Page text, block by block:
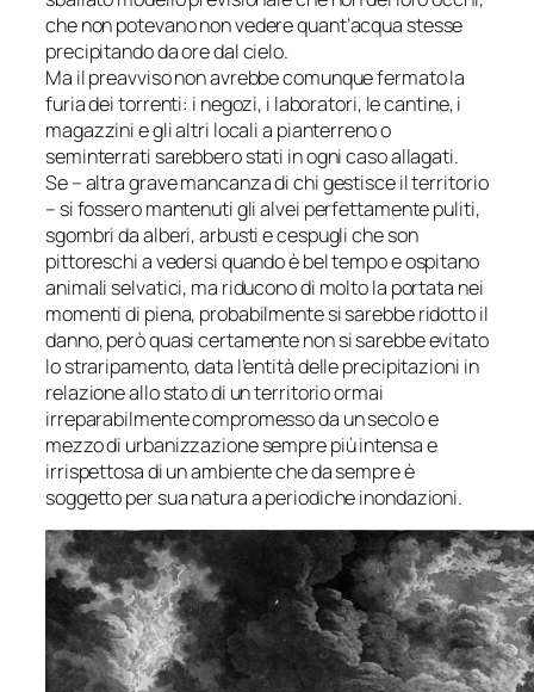
che non potevano non vedere quant’acqua stesse
precipitando da ore dal cielo.
Ma il preavviso non avrebbe comunque fermato la
furia dei torrenti: i negozi, i laboratori, le cantine, i
magazzini e gli altri locali a pianterreno o
seminterrati sarebbero stati in ogni caso allagati.
Se – altra grave mancanza di chi gestisce il territorio
– si fossero mantenuti gli alvei perfettamente puliti,
sgombri da alberi, arbusti e cespugli che son
pittoreschi a vedersi quando è bel tempo e ospitano
animali selvatici, ma riducono di molto la portata nei
momenti di piena, probabilmente si sarebbe ridotto il
danno, però quasi certamente non si sarebbe evitato
lo straripamento, data l’entità delle precipitazioni in
relazione allo stato di un territorio ormai
irreparabilmente compromesso da un secolo e
mezzo di urbanizzazione sempre più intensa e
irrispettosa di un ambiente che da sempre è
soggetto per sua natura a periodiche inondazioni.